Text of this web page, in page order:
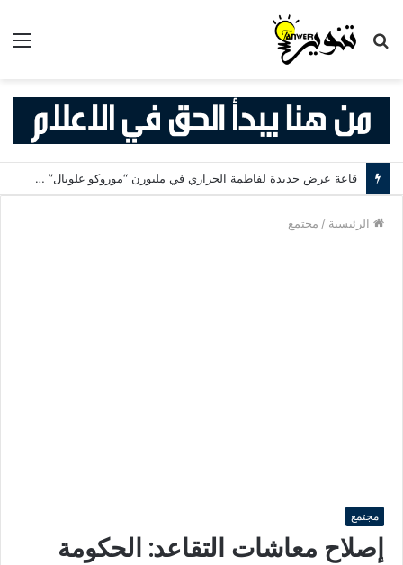
بحث
قاعة عرض جديدة لفاطمة الجراري في ملبورن “موروكو غلوبال” (Morocco Global) مكان ثقافي يربط بين المغرب وأستراليا
الرئيسية / مجتمع
مجتمع
إصلاح معاشات التقاعد: الحكومة